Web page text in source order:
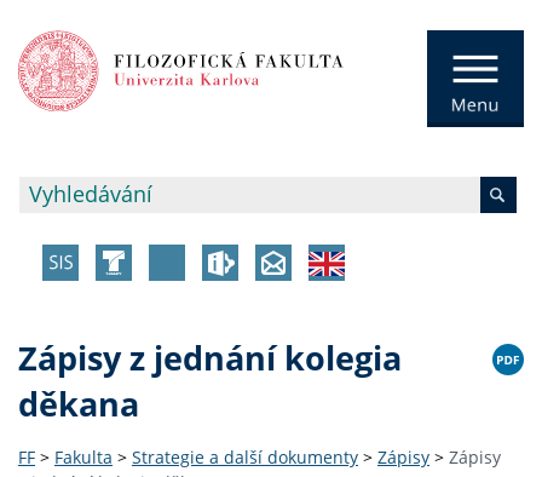
Zápisy z jednání kolegia
děkana
FF > Fakulta > Strategie a další dokumenty > Zápisy > Zápisy